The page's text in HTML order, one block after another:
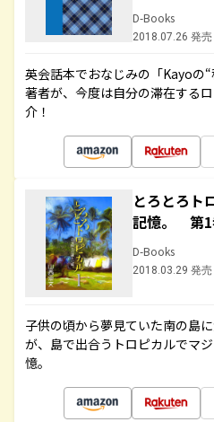
D-Books
2018.07.26 発売
英会話本でおなじみの「Kayoの
著者が、今度は自分の滞在する
介！
とろとろト
記憶。 第
D-Books
2018.03.29 発売
子供の頃から夢見ていた南の島
が、島で出合うトロピカルでマ
憶。